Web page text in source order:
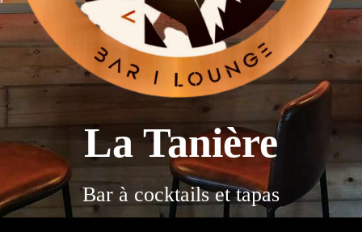
La Tanière
Bar à cocktails et tapas